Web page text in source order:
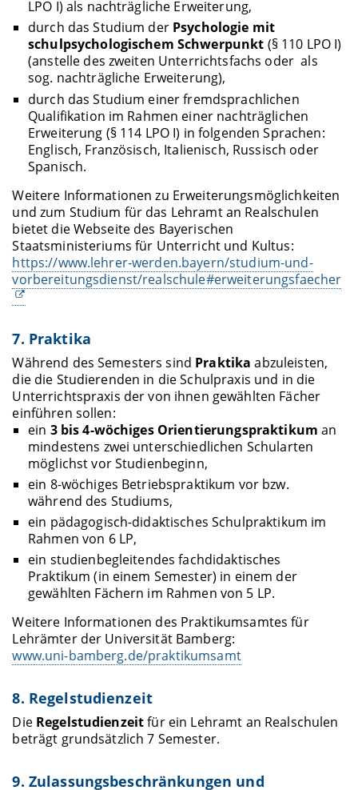
LPO I) als nachträgliche Erweiterung,
durch das Studium der Psychologie mit
schulpsychologischem Schwerpunkt (§ 110 LPO I)
(anstelle des zweiten Unterrichtsfachs oder als
sog. nachträgliche Erweiterung),
durch das Studium einer fremdsprachlichen
Qualifikation im Rahmen einer nachträglichen
Erweiterung (§ 114 LPO I) in folgenden Sprachen:
Englisch, Französisch, Italienisch, Russisch oder
Spanisch.
Weitere Informationen zu Erweiterungsmöglichkeiten
und zum Studium für das Lehramt an Realschulen
bietet die Webseite des Bayerischen
Staatsministeriums für Unterricht und Kultus:
https://www.lehrer-werden.bayern/studium-und-
vorbereitungsdienst/realschule#erweiterungsfaecher
7. Praktika
Während des Semesters sind Praktika abzuleisten,
die die Studierenden in die Schulpraxis und in die
Unterrichtspraxis der von ihnen gewählten Fächer
einführen sollen:
ein 3 bis 4-wöchiges Orientierungspraktikum an
mindestens zwei unterschiedlichen Schularten
möglichst vor Studienbeginn,
ein 8-wöchiges Betriebspraktikum vor bzw.
während des Studiums,
ein pädagogisch-didaktisches Schulpraktikum im
Rahmen von 6 LP,
ein studienbegleitendes fachdidaktisches
Praktikum (in einem Semester) in einem der
gewählten Fächern im Rahmen von 5 LP.
Weitere Informationen des Praktikumsamtes für
Lehrämter der Universität Bamberg:
www.uni-bamberg.de/praktikumsamt
8. Regelstudienzeit
Die Regelstudienzeitfür ein Lehramt an Realschulen
beträgt grundsätzlich 7 Semester.
9. Zulassungsbeschränkungen und